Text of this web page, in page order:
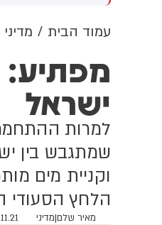
עמוד הבית מדיני
ישראל
למרות
שמתגבש בין
וקניית מים
הלחץ הסעודי
מאיר שלם|מדיני | 21:29